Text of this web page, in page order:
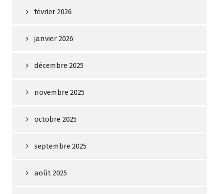
février 2026
janvier 2026
décembre 2025
novembre 2025
octobre 2025
septembre 2025
août 2025